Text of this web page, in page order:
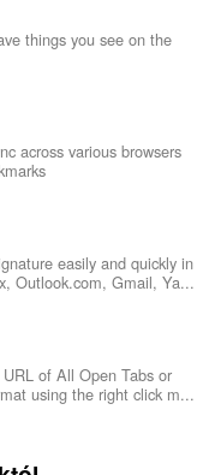
things you see on the
across various browsers
easily and quickly in
Outlook.com, Gmail, Ya...
of All Open Tabs or
using the right click m...